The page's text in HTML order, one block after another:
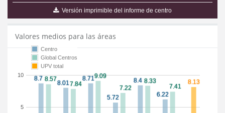
Versión imprimible del informe de centro
Valores medios para las áreas
5
10
Centro
Global Centros
UPV total